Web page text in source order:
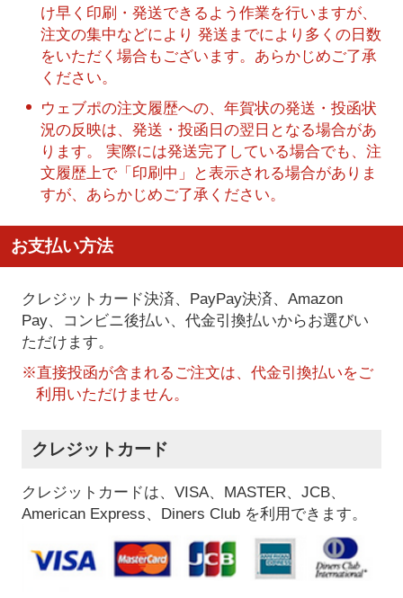
け早く印刷・発送できるよう作業を行いますが、
注文の集中などにより 発送までにより多くの日数
をいただく場合もございます。あらかじめご了承
ください。
ウェブポの注文履歴への、年賀状の発送・投函状
況の反映は、発送・投函日の翌日となる場合があ
ります。 実際には発送完了している場合でも、注
文履歴上で「印刷中」と表示される場合がありま
すが、あらかじめご了承ください。
お支払い方法
クレジットカード決済、PayPay決済、Amazon
Pay、コンビニ後払い、代金引換払いからお選びい
ただけます。
※直接投函が含まれるご注文は、代金引換払いをご
利用いただけません。
クレジットカード
クレジットカードは、VISA、MASTER、JCB、
American Express、Diners Club を利用できます。